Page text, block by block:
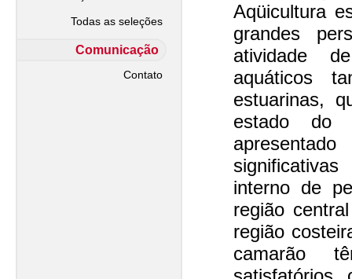
Todas as seleções
Comunicação
Contato
Aqüicultura
grandes
atividade
aquáticos
estuarinas,
estado do
interno de
região
região
camarão